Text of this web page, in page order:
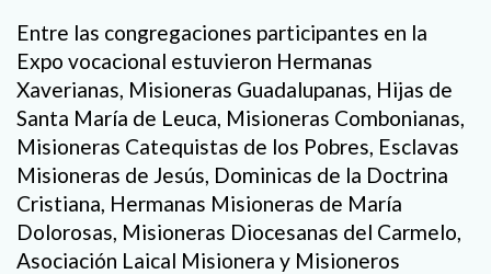
Entre las congregaciones participantes en la
Expo vocacional estuvieron Hermanas
Xaverianas, Misioneras Guadalupanas, Hijas de
Santa María de Leuca, Misioneras Combonianas,
Misioneras Catequistas de los Pobres, Esclavas
Misioneras de Jesús, Dominicas de la Doctrina
Cristiana, Hermanas Misioneras de María
Dolorosas, Misioneras Diocesanas del Carmelo,
Asociación Laical Misionera y Misioneros